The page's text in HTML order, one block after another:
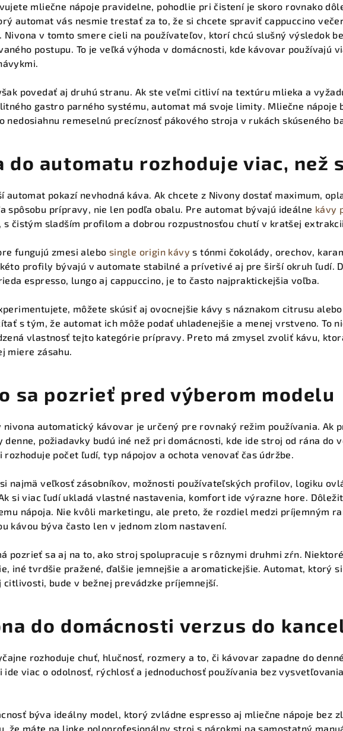
mliečne nápoje pravidelne, pohodlie pri čistení je skoro rovnako
automat vás nesmie trestať za to, že si chcete spraviť cappuccino
Nivona v tomto smere cieli na používateľov, ktorí chcú slušný výsledok
postupu. To je veľká výhoda v domácnosti, kde kávovar používajú
povedať aj druhú stranu. Ak ste veľmi citliví na textúru mlieka a
gastro parného systému, automat má svoje limity. Mliečne nápoje
nedosiahnu remeselnú precíznosť pákového stroja v rukách skúseného
do automatu rozhoduje viac, než
automat pokazí nevhodná káva. Ak chcete z Nivony dostať maximum,
spôsobu prípravy, nie len podľa obalu. Pre automat bývajú ideálne kávy
, s čistým sladším profilom a dobrou rozpustnosťou chutí v kratšej
fungujú zmesi alebo single origin kávy s tónmi čokolády, orechov,
profily bývajú v automate stabilné a prívetivé aj pre širší okruh ľudí.
espresso, lungo aj cappuccino, je to často najpraktickejšia voľba.
môžete skúsiť aj ovocnejšie kávy s náznakom citrusu
s tým, že automat ich môže podať uhladenejšie a menej vrstveno. To
vlastnosť tejto kategórie prípravy. Preto má zmysel zvoliť kávu,
miere zásahu.
sa pozrieť pred výberom modelu
nivona automatický kávovar je určený pre rovnaký režim používania. Ak
denne, požiadavky budú iné než pri domácnosti, kde ide stroj od rána do
rozhoduje počet ľudí, typ nápojov a ochota venovať čas údržbe.
najmä veľkosť zásobníkov, možnosti používateľských profilov, logiku
si viac ľudí ukladá vlastné nastavenia, komfort ide výrazne hore.
nápoja. Nie kvôli marketingu, ale preto, že rozdiel medzi príjemným
kávou býva často len v jednom zlom nastavení.
pozrieť sa aj na to, ako stroj spolupracuje s rôznymi druhmi zŕn.
iné tvrdšie pražené, ďalšie jemnejšie a aromatickejšie. Automat, ktorý
citlivosti, bude v bežnej prevádzke príjemnejší.
do domácnosti verzus do
rozhoduje chuť, hlučnosť, rozmery a to, či kávovar zapadne do
ide viac o odolnosť, rýchlosť a jednoduchosť používania bez
býva ideálny model, ktorý zvládne espresso aj mliečne nápoje bez
že máte na linke poloprofesionálny stroj s nárokmi na samostatný